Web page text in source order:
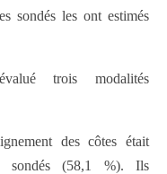
sondés les ont estimés
trois modalités
des côtes était
sondés (58,1 %). Ils